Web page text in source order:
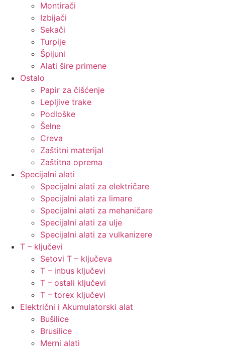
Montirači
Izbijači
Sekači
Turpije
Špijuni
Alati šire primene
Ostalo
Papir za čišćenje
Lepljive trake
Podloške
Šelne
Creva
Zaštitni materijal
Zaštitna oprema
Specijalni alati
Specijalni alati za električare
Specijalni alati za limare
Specijalni alati za mehaničare
Specijalni alati za ulje
Specijalni alati za vulkanizere
T – ključevi
Setovi T – ključeva
T – inbus ključevi
T – ostali ključevi
T – torex ključevi
Električni i Akumulatorski alat
Bušilice
Brusilice
Merni alati